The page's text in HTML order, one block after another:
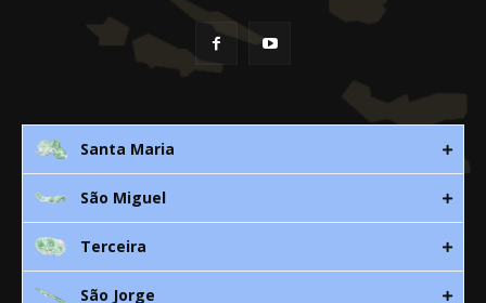
Santa Maria
Rua 3. Leandres Chaves, 12C
296 882 118
São Miguel
Av. D. João lll, bloco A, nº10 – 3º
Terceira
São Jorge